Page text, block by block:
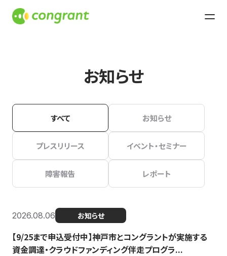
お知らせ
すべて お知らせ
プレスリリース イベント・セミナー
障害報告 レポート
2026.08.06 お知らせ
【9/25まで申込受付中】神戸市とコングラントが実施する
資金調達・クラウドファンディング伴走プログラ...